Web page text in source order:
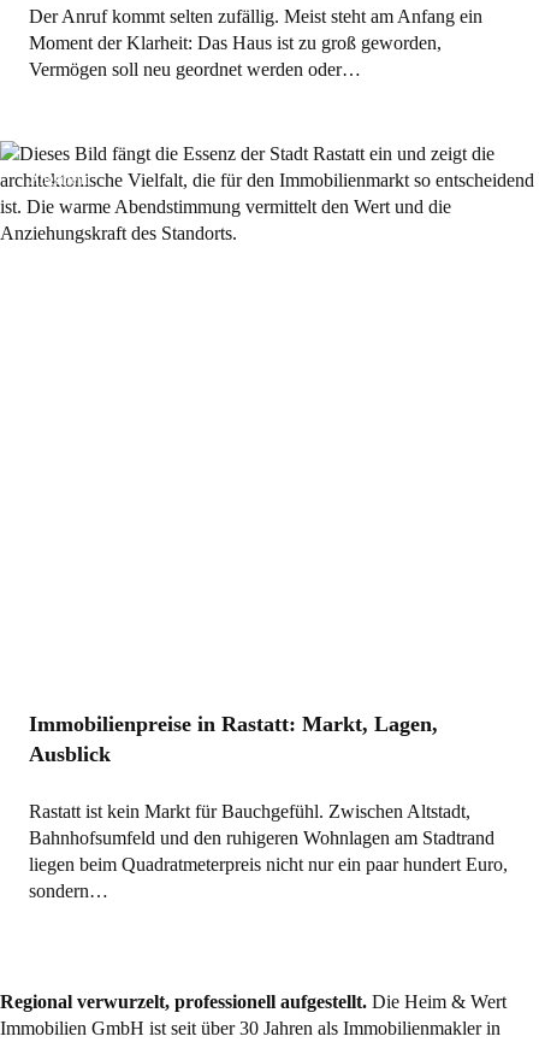
Der Anruf kommt selten zufällig. Meist steht am Anfang ein
Moment der Klarheit: Das Haus ist zu groß geworden,
Vermögen soll neu geordnet werden oder…
Allgemein
Immobilienpreise in Rastatt: Markt, Lagen,
Ausblick
Rastatt ist kein Markt für Bauchgefühl. Zwischen Altstadt,
Bahnhofsumfeld und den ruhigeren Wohnlagen am Stadtrand
liegen beim Quadratmeterpreis nicht nur ein paar hundert Euro,
sondern…
Regional verwurzelt, professionell aufgestellt. Die Heim & Wert
Immobilien GmbH ist seit über 30 Jahren als Immobilienmaklerin